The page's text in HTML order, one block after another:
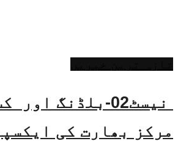
نیسٹ02-بلڈنگ
مرکز بھارت کی